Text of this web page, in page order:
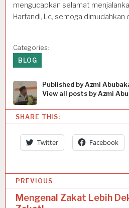
mengucapkan selamat
Harfandi, Lc, semoga dimudahkan
Categories:
BLOG
Published by Azmi
View all posts by Azmi
SHARE THIS:
Twitter Facebook
o
PREVIOUS
Mengenal Zakat Lebih